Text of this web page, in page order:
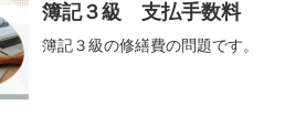
簿記３級 支払手数料
簿記３級の修繕費の問題です。